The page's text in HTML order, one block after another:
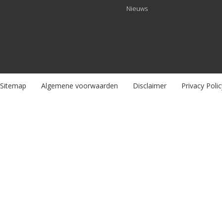
Nieuws
Sitemap Algemene voorwaarden Disclaimer Privacy